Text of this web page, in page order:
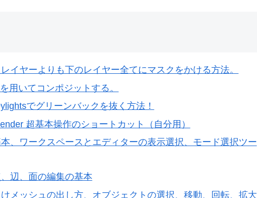
イヤーよりも下のレイヤー全てにマスクをかける方法。
用いてコンポジットする。
でグリーンバックを抜く方法！
超基本操作のショートカット（自分用）
、ワークスペースとエディターの表示選択、モード選択ツー
辺、面の編集の基本
メッシュの出し方、オブジェクトの選択、移動、回転、拡大